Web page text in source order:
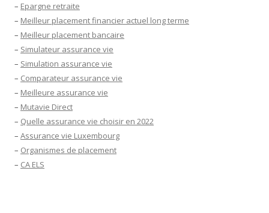
– Epargne retraite
– Meilleur placement financier actuel long terme
– Meilleur placement bancaire
– Simulateur assurance vie
– Simulation assurance vie
– Comparateur assurance vie
– Meilleure assurance vie
– Mutavie Direct
– Quelle assurance vie choisir en 2022
– Assurance vie Luxembourg
– Organismes de placement
– CA ELS